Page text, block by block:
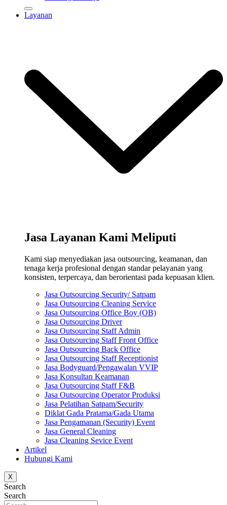
Layanan
Jasa Layanan Kami Meliputi
Kami siap menyediakan jasa outsourcing, keamanan, dan
tenaga kerja profesional dengan standar pelayanan yang
konsisten, terpercaya, dan berorientasi pada kepuasan klien.
Jasa Outsourcing Security/ Satpam
Jasa Outsourcing Cleaning Service
Jasa Outsourcing Office Boy (OB)
Jasa Outsourcing Driver
Jasa Outsourcing Staff Admin
Jasa Outsourcing Staff Front Office
Jasa Outsourcing Back Office
Jasa Outsourcing Staff Receptionist
Jasa Bodyguard/Pengawalan VVIP
Jasa Konsultan Keamanan
Jasa Outsourcing Staff F&B
Jasa Outsourcing Operator Produksi
Jasa Pelatihan Satpam/Security
Diklat Gada Pratama/Gada Utama
Jasa Pengamanan (Security) Event
Jasa General Cleaning
Jasa Cleaning Sevice Event
Artikel
Hubungi Kami
X
Search
Search